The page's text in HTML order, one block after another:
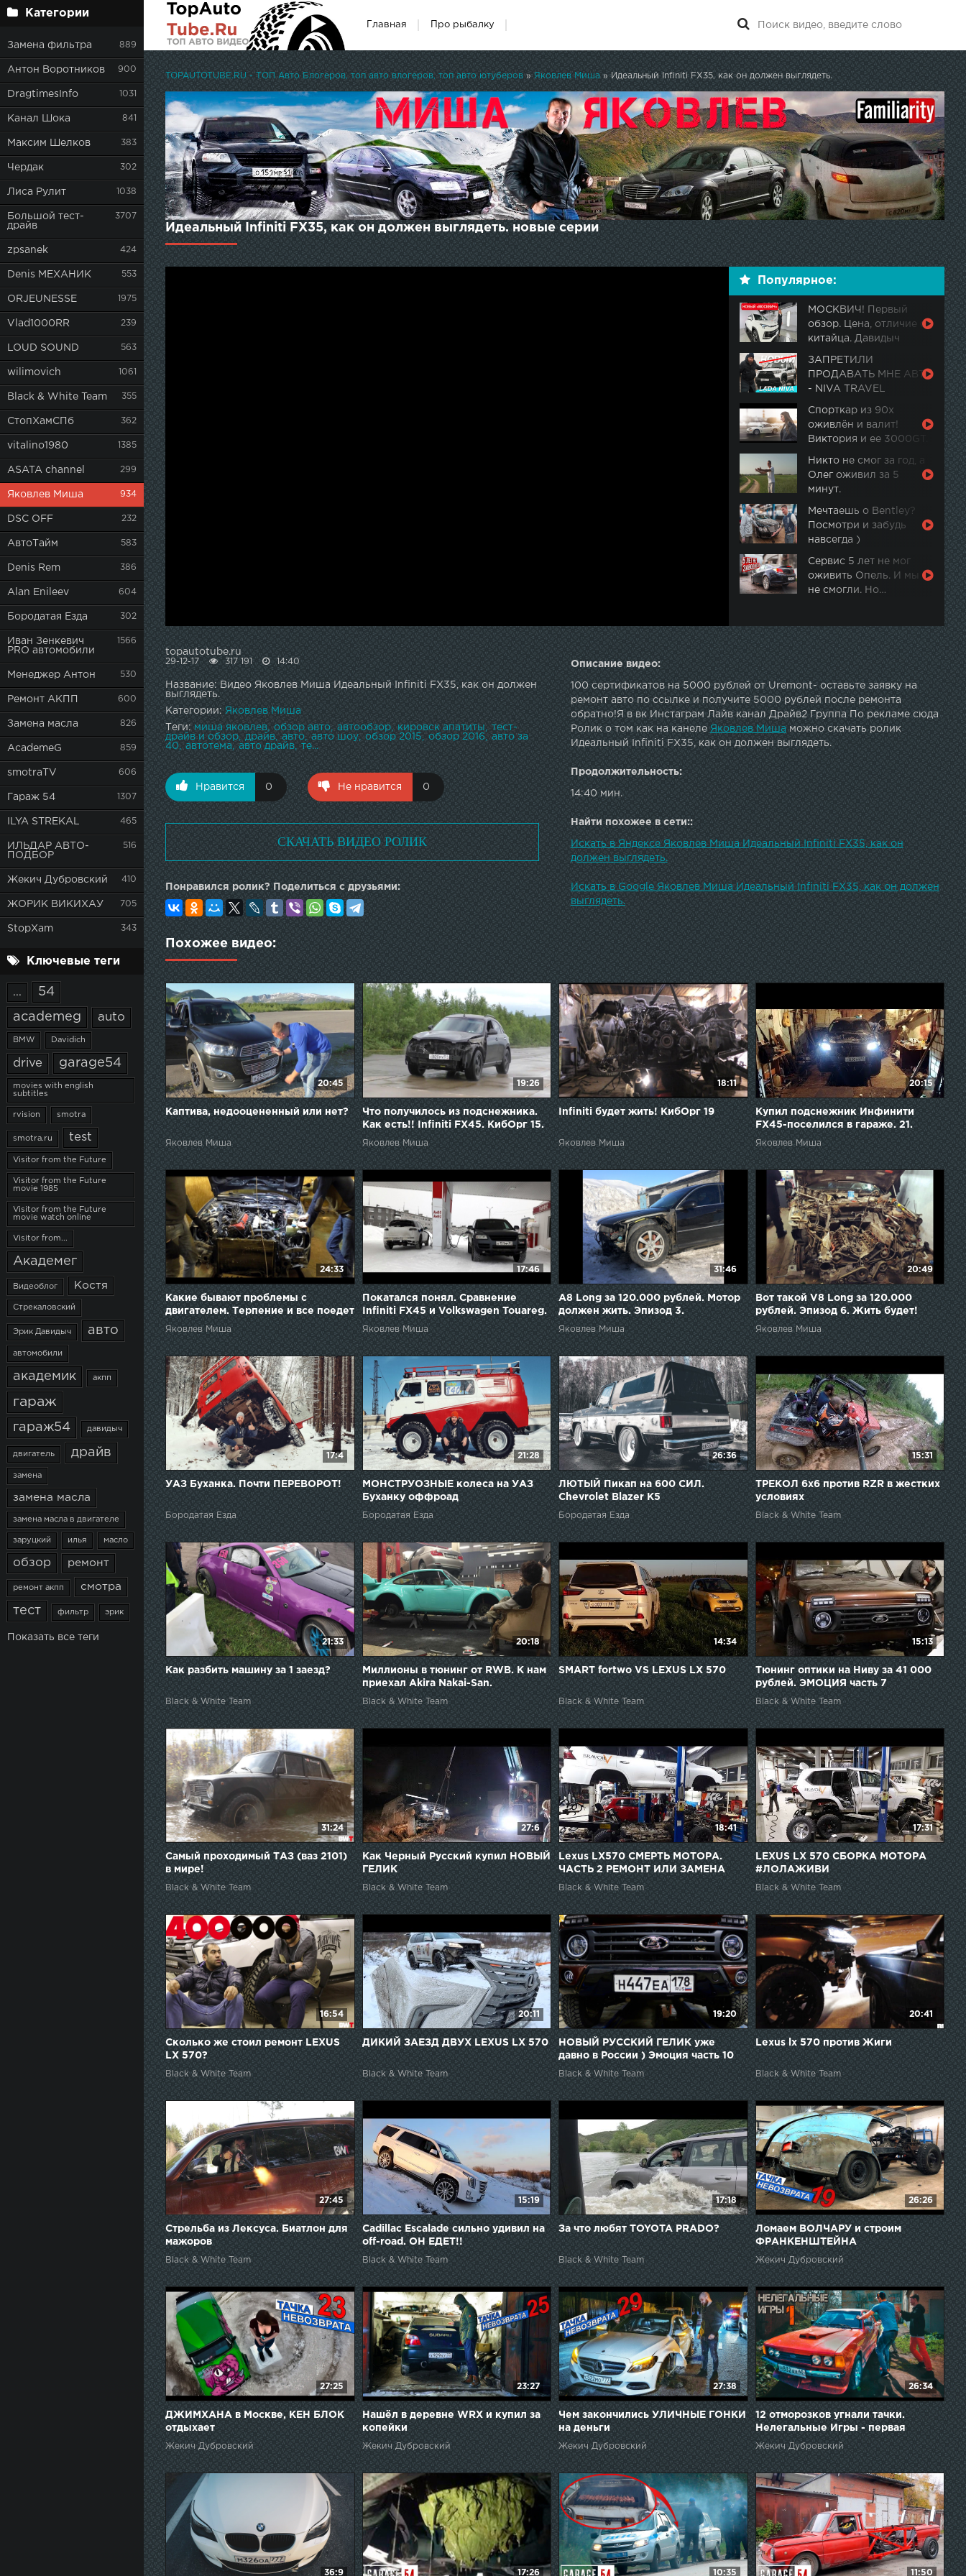
Категории
Замена фильтра 889
Антон Воротников 900
DragtimesInfo 1031
Канал Шока 841
Максим Шелков 383
Чердак 302
Лиса Рулит 1038
Большой тест-
драйв
3707
zpsanek 424
Denis МЕХАНИК 553
ORJEUNESSE 1975
Vlad1000RR 239
LOUD SOUND 563
wilimovich 1061
Black & White Team 355
СтопХамСПб 362
vitalino1980 1385
ASATA channel 299
Яковлев Миша 934
DSC OFF 232
АвтоТайм 583
Denis Rem 386
Alan Enileev 604
Бородатая Езда 302
Иван Зенкевич
PRO автомобили
1566
Менеджер Антон 530
Ремонт АКПП 600
Замена масла 826
AcademeG 859
smotraTV 606
Гараж 54 1307
ILYA STREKAL 465
ИЛЬДАР АВТО-
ПОДБОР
516
Жекич Дубровский 410
ЖОРИК ВИКИХАУ 705
StopXam 343
Ключевые теги
... 54
academeg auto
BMW Davidich
drive garage54
movies with english
subtitles
rvision smotra
smotra.ru test
Visitor from the Future
Visitor from the Future
movie 1985
Visitor from the Future
movie watch online
Visitor from...
Академег
Видеоблог Костя
Стрекаловский
Эрик Давидыч авто
автомобили
академик акпп
гараж
гараж54 давидыч
двигатель драйв
замена
замена масла
замена масла в двигателе
заруцкий илья масло
обзор ремонт
ремонт акпп смотра
тест фильтр эрик
Показать все теги
Главная Про рыбалку
TOPAUTOTUBE.RU - ТОП Авто Блогеров, топ авто влогеров, топ авто ютуберов»Яковлев Миша» Идеальный Infiniti FX35, как он должен выглядеть.
Идеальный Infiniti FX35, как он должен выглядеть. новые серии
Популярное:
МОСКВИЧ! Первый
обзор. Цена, отличие от
китайца. Давидыч
ЗАПРЕТИЛИ
ПРОДАВАТЬ МНЕ АВТО
- NIVA TRAVEL
Спорткар из 90х
оживлён и валит!
Виктория и ее 3000GT.
Никто не смог за год, а
Олег оживил за 5
минут.
Мечтаешь о Bentley?
Посмотри и забудь
навсегда )
Сервис 5 лет не мог
оживить Опель. И мы
не смогли. Но…
topautotube.ru
Описание видео:
100 сертификатов на 5000 рублей от Uremont- оставьте заявку на
ремонт авто по ссылке и получите 5000 рублей после ремонта
обратно!Я в вк Инстаграм Лайв канал Драйв2 Группа По рекламе сюда
Ролик о том как на канелеЯковлев Миша можно скачать ролик
Идеальный Infiniti FX35, как он должен выглядеть.
Продолжительность:
14:40 мин.
Найти похожее в сети::
Искать в Яндексе Яковлев Миша Идеальный Infiniti FX35, как он
должен выглядеть.
Искать в Google Яковлев Миша Идеальный Infiniti FX35, как он должен
выглядеть.
29-12-17 317 191 14:40
Название: Видео Яковлев Миша Идеальный Infiniti FX35, как он должен
выглядеть.
Категории:Яковлев Миша
Теги: миша яковлев обзор авто автообзор кировск апатиты
тест-
драйв и обзор
драйв авто авто шоу обзор 2015 обзор 2016
авто за
40
автотема авто драйв те...
Нравится 0 Не нравится 0
СКАЧАТЬ ВИДЕО РОЛИК
Понравился ролик? Поделиться с друзьями:
Похожее видео:
20:45
Каптива, недооцененный или нет?
Яковлев Миша
19:26
Что получилось из подснежника.
Как есть!! Infiniti FX45. КибОрг 15.
Яковлев Миша
18:11
Infiniti будет жить! КибОрг 19
Яковлев Миша
20:15
Купил подснежник Инфинити
FX45-поселился в гараже. 21.
Яковлев Миша
24:33
Какие бывают проблемы с
двигателем. Терпение и все поедет
//Audi S6
Яковлев Миша
17:46
Покатался понял. Сравнение
Infiniti FX45 и Volkswagen Touareg.
Отзыв владельца.
Яковлев Миша
31:46
А8 Long за 120.000 рублей. Мотор
должен жить. Эпизод 3.
Яковлев Миша
20:49
Вот такой V8 Long за 120.000
рублей. Эпизод 6. Жить будет!
Яковлев Миша
17:4
УАЗ Буханка. Почти ПЕРЕВОРОТ!
Бородатая Езда
21:28
МОНСТРУОЗНЫЕ колеса на УАЗ
Буханку оффроад
Бородатая Езда
26:36
ЛЮТЫЙ Пикап на 600 СИЛ.
Chevrolet Blazer K5
Бородатая Езда
15:31
ТРЕКОЛ 6x6 против RZR в жестких
условиях
Black & White Team
21:33
Как разбить машину за 1 заезд?
Black & White Team
20:18
Миллионы в тюнинг от RWB. К нам
приехал Akira Nakai-San.
Black & White Team
14:34
SMART fortwo VS LEXUS LX 570
Black & White Team
15:13
Тюнинг оптики на Ниву за 41 000
рублей. ЭМОЦИЯ часть 7
Black & White Team
31:24
Самый проходимый ТАЗ (ваз 2101)
в мире!
Black & White Team
27:6
Как Черный Русский купил НОВЫЙ
ГЕЛИК
Black & White Team
18:41
Lexus LX570 СМЕРТЬ МОТОРА.
ЧАСТЬ 2 РЕМОНТ ИЛИ ЗАМЕНА
Black & White Team
17:31
LEXUS LX 570 СБОРКА МОТОРА
#ЛОЛАЖИВИ
Black & White Team
16:54
Сколько же стоил ремонт LEXUS
LX 570?
Black & White Team
20:11
ДИКИЙ ЗАЕЗД ДВУХ LEXUS LX 570
Black & White Team
19:20
НОВЫЙ РУССКИЙ ГЕЛИК уже
давно в России ) Эмоция часть 10
Black & White Team
20:41
Lexus lx 570 против Жиги
Black & White Team
27:45
Стрельба из Лексуса. Биатлон для
мажоров
Black & White Team
15:19
Cadillac Escalade сильно удивил на
off-road. ОН ЕДЕТ!!
Black & White Team
17:18
За что любят TOYOTA PRADO?
Black & White Team
26:26
Ломаем ВОЛЧАРУ и строим
ФРАНКЕНШТЕЙНА
Жекич Дубровский
27:25
ДЖИМХАНА в Москве, КЕН БЛОК
отдыхает
Жекич Дубровский
23:27
Нашёл в деревне WRX и купил за
копейки
Жекич Дубровский
27:38
Чем закончились УЛИЧНЫЕ ГОНКИ
на деньги
Жекич Дубровский
26:34
12 отморозков угнали тачки.
Нелегальные Игры - первая
миссия
Жекич Дубровский
36:9 17:26 10:35 11:50